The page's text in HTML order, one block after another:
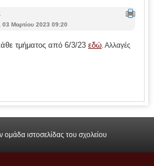
03 Μαρτίου 2023 09:20
τμήματος από 6/3/23 εδώ. Αλλαγές
ομάδα ιστοσελίδας του σχολείου